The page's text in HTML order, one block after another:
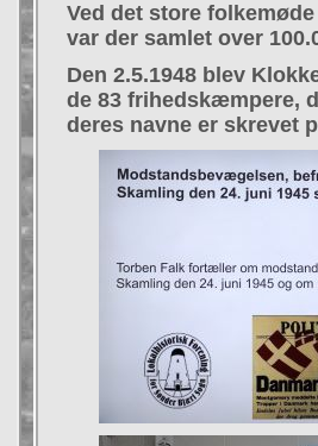
Ved det store
var der samlet over
Den 2.5.1948 blev
de 83 frihedskæmpere,
deres navne er skrevet